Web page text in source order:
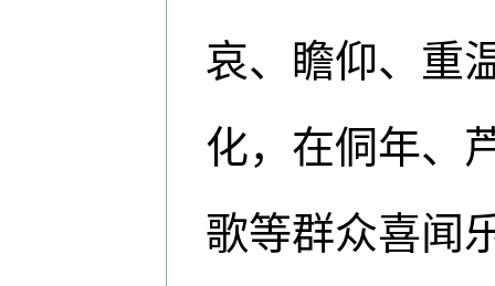
哀、瞻仰、重
化，在侗年、
歌等群众喜闻